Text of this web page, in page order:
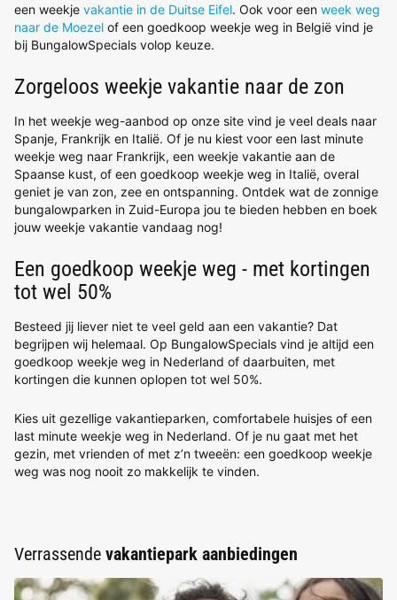
een weekje vakantie in de Duitse Eifel. Ook voor een week weg
naar de Moezel of een goedkoop weekje weg in België vind je
bij BungalowSpecials volop keuze.
Zorgeloos weekje vakantie naar de zon
In het weekje weg-aanbod op onze site vind je veel deals naar
Spanje, Frankrijk en Italië. Of je nu kiest voor een last minute
weekje weg naar Frankrijk, een weekje vakantie aan de
Spaanse kust, of een goedkoop weekje weg in Italië, overal
geniet je van zon, zee en ontspanning. Ontdek wat de zonnige
bungalowparken in Zuid-Europa jou te bieden hebben en boek
jouw weekje vakantie vandaag nog!
Een goedkoop weekje weg - met kortingen
tot wel 50%
Besteed jij liever niet te veel geld aan een vakantie? Dat
begrijpen wij helemaal. Op BungalowSpecials vind je altijd een
goedkoop weekje weg in Nederland of daarbuiten, met
kortingen die kunnen oplopen tot wel 50%.
Kies uit gezellige vakantieparken, comfortabele huisjes of een
last minute weekje weg in Nederland. Of je nu gaat met het
gezin, met vrienden of met z’n tweeën: een goedkoop weekje
weg was nog nooit zo makkelijk te vinden.
Verrassende vakantiepark aanbiedingen